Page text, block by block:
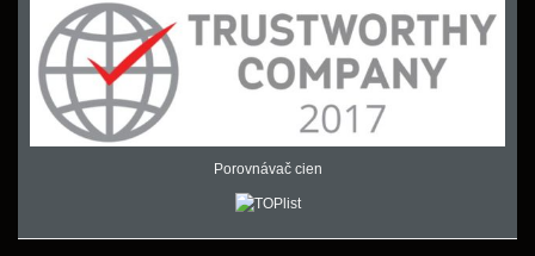
Porovnávač cien